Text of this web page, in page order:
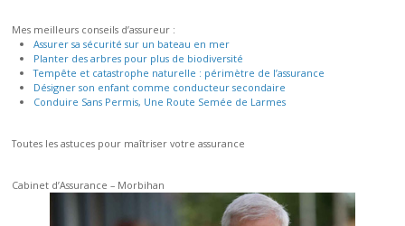
Mes meilleurs conseils d’assureur :
Assurer sa sécurité sur un bateau en mer
Planter des arbres pour plus de biodiversité
Tempête et catastrophe naturelle : périmètre de l’assurance
Désigner son enfant comme conducteur secondaire
Conduire Sans Permis, Une Route Semée de Larmes
Toutes les astuces pour maîtriser votre assurance
Cabinet d’Assurance – Morbihan